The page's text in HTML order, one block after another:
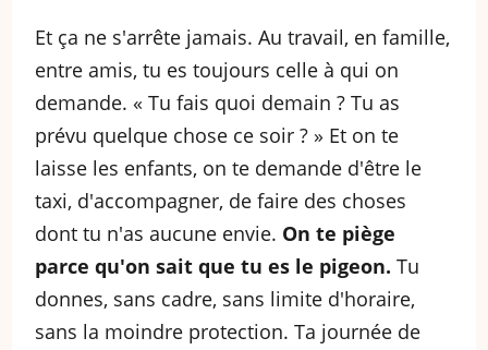
Et ça ne s'arrête jamais. Au travail, en famille,
entre amis, tu es toujours celle à qui on
demande. « Tu fais quoi demain ? Tu as
prévu quelque chose ce soir ? » Et on te
laisse les enfants, on te demande d'être le
taxi, d'accompagner, de faire des choses
dont tu n'as aucune envie. On te piège
parce qu'on sait que tu es le pigeon. Tu
donnes, sans cadre, sans limite d'horaire,
sans la moindre protection. Ta journée de